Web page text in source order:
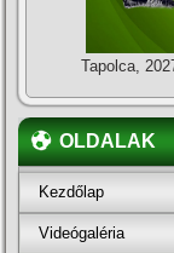
Tapolca,
OLDALAK
Kezdőlap
Videógaléria